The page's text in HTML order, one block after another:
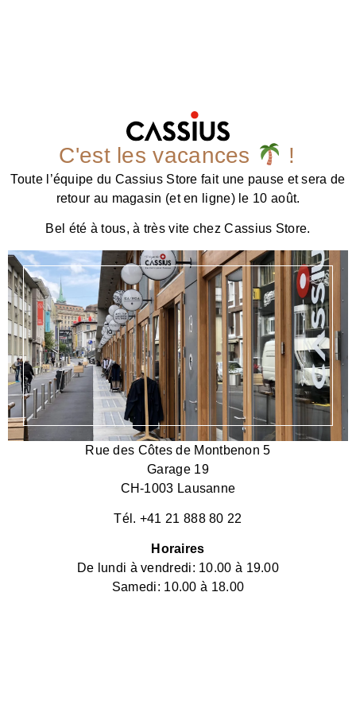
C'est les vacances !
Toute l’équipe du Cassius Store fait une pause et sera de
retour au magasin (et en ligne) le 10 août.
Bel été à tous, à très vite chez Cassius Store.
Rue des Côtes de Montbenon 5
Garage 19
CH-1003 Lausanne
Tél. +41 21 888 80 22
Horaires
De lundi à vendredi: 10.00 à 19.00
Samedi: 10.00 à 18.00